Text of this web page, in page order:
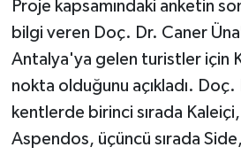
Proje kapsamındaki anketin
bilgi veren Doç. Dr. Caner
Antalya'ya gelen turistler için
nokta olduğunu açıkladı.
kentlerde birinci sırada Kaleiçi,
Aspendos, üçüncü sırada